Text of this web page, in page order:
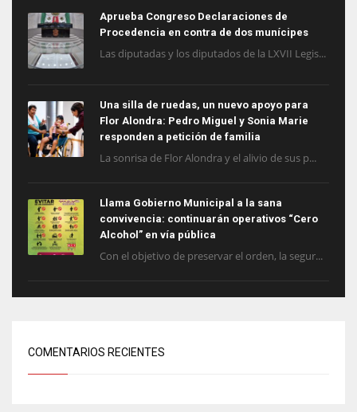
Aprueba Congreso Declaraciones de
Procedencia en contra de dos munícipes
Las diputadas y los diputados de la LXVII Legis...
Una silla de ruedas, un nuevo apoyo para
Flor Alondra: Pedro Miguel y Sonia Marie
responden a petición de familia
La sonrisa de Flor Alondra y el alivio de sus p...
Llama Gobierno Municipal a la sana
convivencia: continuarán operativos “Cero
Alcohol” en vía pública
Con el objetivo de preservar el orden, la segur...
COMENTARIOS RECIENTES